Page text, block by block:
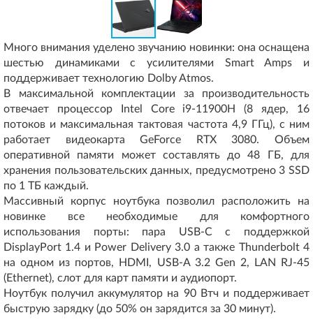
Много внимания уделено звучанию новинки: она оснащена
шестью динамиками с усилителями Smart Amps и
поддерживает технологию Dolby Atmos.
В максимальной комплектации за производительность
отвечает процессор Intel Core i9-11900H (8 ядер, 16
потоков и максимальная тактовая частота 4,9 ГГц), с ним
работает видеокарта GeForce RTX 3080. Объем
оперативной памяти может составлять до 48 ГБ, для
хранения пользовательских данных, предусмотрено 3 SSD
по 1 ТБ каждый.
Массивный корпус ноутбука позволил расположить на
новинке все необходимые для комфортного
использования порты: пара USB-C с поддержкой
DisplayPort 1.4 и Power Delivery 3.0 а также Thunderbolt 4
на одном из портов, HDMI, USB-A 3.2 Gen 2, LAN RJ-45
(Ethernet), слот для карт памяти и аудиопорт.
Ноутбук получил аккумулятор на 90 Втч и поддерживает
быструю зарядку (до 50% он зарядится за 30 минут).